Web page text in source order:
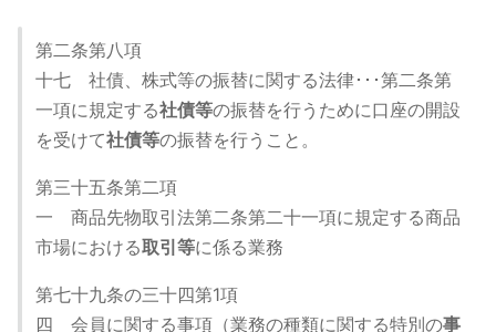
第二条第八項
十七 社債、株式等の振替に関する法律･･･第二条第
一項に規定する社債等の振替を行うために口座の開設
を受けて社債等の振替を行うこと。
第三十五条第二項
一 商品先物取引法第二条第二十一項に規定する商品
市場における取引等に係る業務
第七十九条の三十四第1項
四 会員に関する事項（業務の種類に関する特別の事